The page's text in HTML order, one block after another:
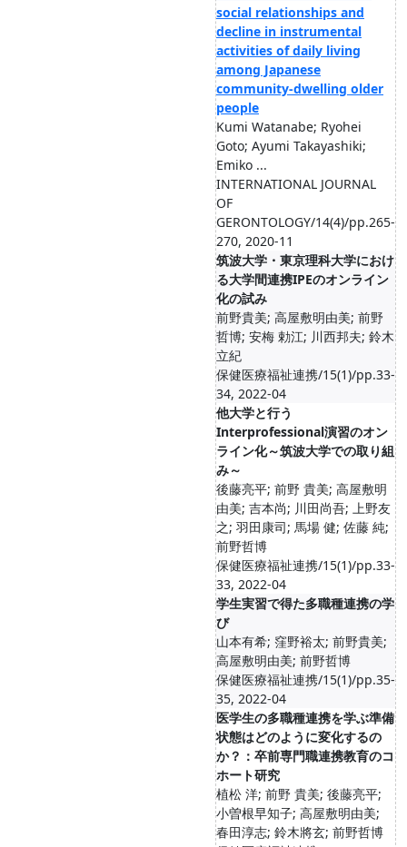
social relationships and
decline in instrumental
activities of daily living
among Japanese
community-dwelling older
people
Kumi Watanabe; Ryohei
Goto; Ayumi Takayashiki;
Emiko ...
INTERNATIONAL JOURNAL
OF
GERONTOLOGY/14(4)/pp.265-
270, 2020-11
筑波大学・東京理科大学におけ
る大学間連携IPEのオンライン
化の試み
前野貴美; 高屋敷明由美; 前野
哲博; 安梅 勅江; 川西邦夫; 鈴木
立紀
保健医療福祉連携/15(1)/pp.33-
34, 2022-04
他大学と行う
Interprofessional演習のオン
ライン化～筑波大学での取り組
み～
後藤亮平; 前野 貴美; 高屋敷明
由美; 吉本尚; 川田尚吾; 上野友
之; 羽田康司; 馬場 健; 佐藤 純;
前野哲博
保健医療福祉連携/15(1)/pp.33-
33, 2022-04
学生実習で得た多職種連携の学
び
山本有希; 窪野裕太; 前野貴美;
高屋敷明由美; 前野哲博
保健医療福祉連携/15(1)/pp.35-
35, 2022-04
医学生の多職種連携を学ぶ準備
状態はどのように変化するの
か？：卒前専門職連携教育のコ
ホート研究
植松 洋; 前野 貴美; 後藤亮平;
小曽根早知子; 高屋敷明由美;
春田淳志; 鈴木將玄; 前野哲博